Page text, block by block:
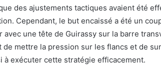
des ajustements tactiques avaient été
Cependant, le but encaissé a été un
une tête de Guirassy sur la barre
de mettre la pression sur les flancs et de
à exécuter cette stratégie efficacement.